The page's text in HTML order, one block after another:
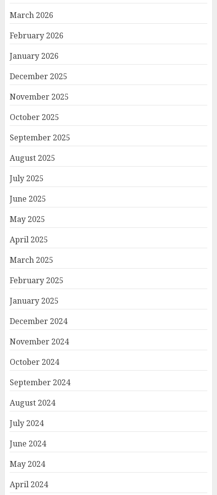
March 2026
February 2026
January 2026
December 2025
November 2025
October 2025
September 2025
August 2025
July 2025
June 2025
May 2025
April 2025
March 2025
February 2025
January 2025
December 2024
November 2024
October 2024
September 2024
August 2024
July 2024
June 2024
May 2024
April 2024